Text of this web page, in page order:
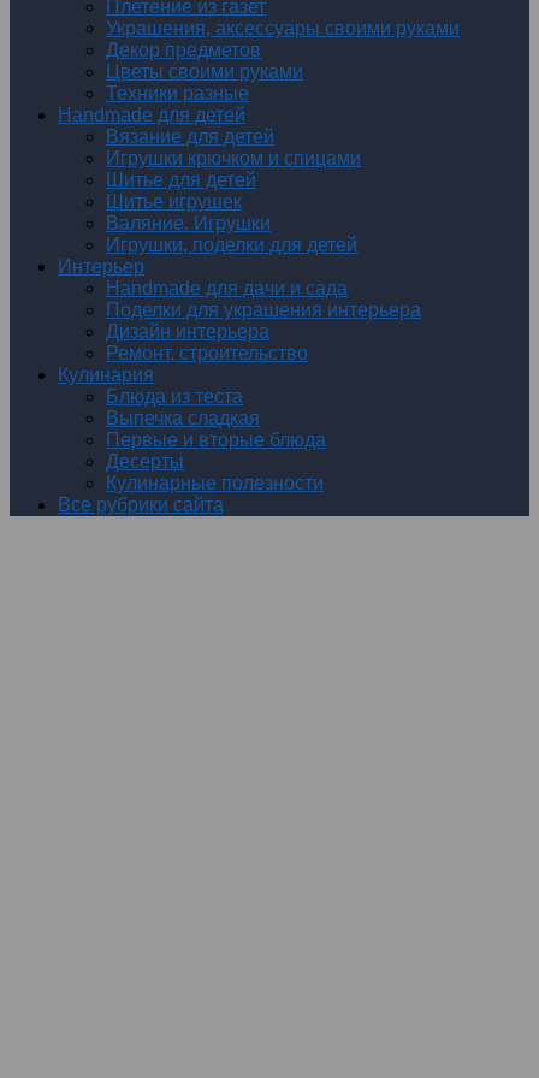
Плетение из газет
Украшения, аксессуары своими руками
Декор предметов
Цветы своими руками
Техники разные
Handmade для детей
Вязание для детей
Игрушки крючком и спицами
Шитье для детей
Шитье игрушек
Валяние. Игрушки
Игрушки, поделки для детей
Интерьер
Handmade для дачи и сада
Поделки для украшения интерьера
Дизайн интерьера
Ремонт, строительство
Кулинария
Блюда из теста
Выпечка сладкая
Первые и вторые блюда
Десерты
Кулинарные полезности
Все рубрики сайта